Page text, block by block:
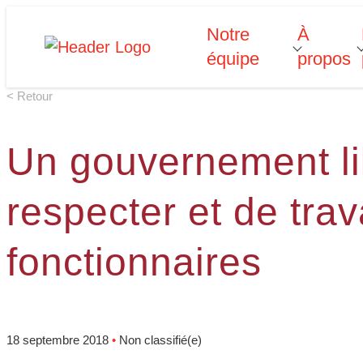
Skip
Homepage
Notre
équipe
T
o
g
g
l
e
s
u
b
m
e
n
u
f o
r
N
o
t
r
e
é
q
u
i
p
e
”
À
propos
f
p
”
< Retour
Un gouvernement
respecter et de
fonctionnaires
18 septembre 2018 • Non classifié(e)